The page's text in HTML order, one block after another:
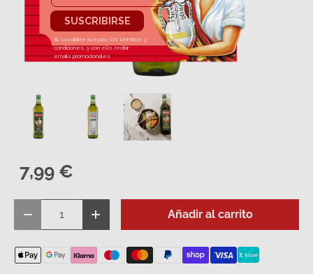
7,99 €
Disminuir cantidadAumentar la cantidadAñadir al carrito